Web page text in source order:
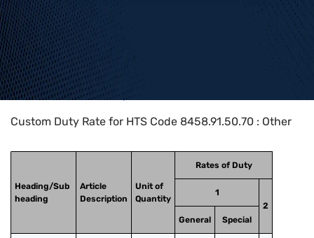
Home>HTS Codes> Chapter
Custom Duty Rate for HTS Code 8458.91.50.70 : Other
Heading/Sub
heading
Article
Description
Unit of
Quantity
Rates of Duty
1
2
General
Special